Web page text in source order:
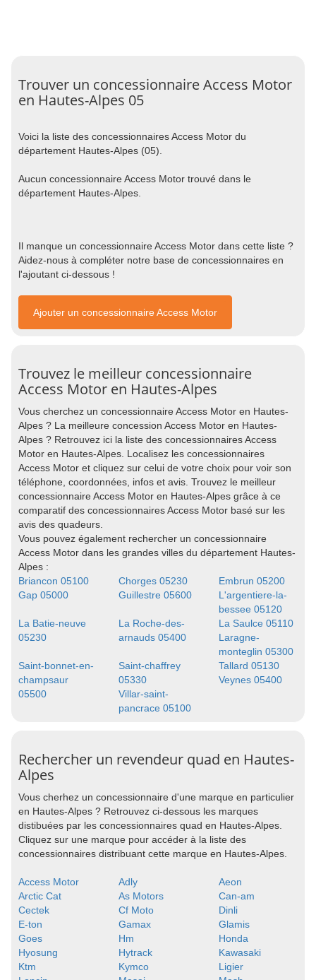
Trouver un concessionnaire Access Motor
en Hautes-Alpes 05
Voici la liste des concessionnaires Access Motor du
département Hautes-Alpes (05).
Aucun concessionnaire Access Motor trouvé dans le
département Hautes-Alpes.
Il manque un concessionnaire Access Motor dans cette liste ?
Aidez-nous à compléter notre base de concessionnaires en
l'ajoutant ci-dessous !
Ajouter un concessionnaire Access Motor
Trouvez le meilleur concessionnaire
Access Motor en Hautes-Alpes
Vous cherchez un concessionnaire Access Motor en Hautes-
Alpes ? La meilleure concession Access Motor en Hautes-
Alpes ? Retrouvez ici la liste des concessionnaires Access
Motor en Hautes-Alpes. Localisez les concessionnaires
Access Motor et cliquez sur celui de votre choix pour voir son
téléphone, coordonnées, infos et avis. Trouvez le meilleur
concessionnaire Access Motor en Hautes-Alpes grâce à ce
comparatif des concessionnaires Access Motor basé sur les
avis des quadeurs.
Vous pouvez également rechercher un concessionnaire
Access Motor dans les grandes villes du département Hautes-
Alpes :
Briancon 05100
Chorges 05230
Embrun 05200
Gap 05000
Guillestre 05600
L'argentiere-la-
bessee 05120
La Batie-neuve
05230
La Roche-des-
arnauds 05400
La Saulce 05110
Laragne-
monteglin 05300
Saint-bonnet-en-
champsaur
05500
Saint-chaffrey
05330
Tallard 05130
Veynes 05400
Villar-saint-
pancrace 05100
Rechercher un revendeur quad en Hautes-
Alpes
Vous cherhez un concessionnaire d'une marque en particulier
en Hautes-Alpes ? Retrouvez ci-dessous les marques
distibuées par les concessionnaires quad en Hautes-Alpes.
Cliquez sur une marque pour accéder à la liste des
concessionnaires distribuant cette marque en Hautes-Alpes.
Access Motor Adly
Aeon
Arctic Cat
As Motors
Can-am
Cectek
Cf Moto
Dinli
E-ton
Gamax
Glamis
Goes
Hm
Honda
Hyosung
Hytrack
Kawasaki
Ktm
Kymco
Ligier